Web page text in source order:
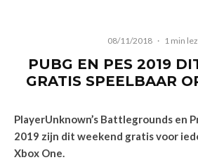
08/11/2018 · 1 min
PUBG EN PES 2019
GRATIS SPEELBAAR
PlayerUnknown’s Battlegrounds en
2019 zijn dit weekend gratis voor
Xbox One.